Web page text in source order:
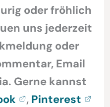
oder fröhlich
uns jederzeit
oder
Email
Gerne kannst
, Pinterest